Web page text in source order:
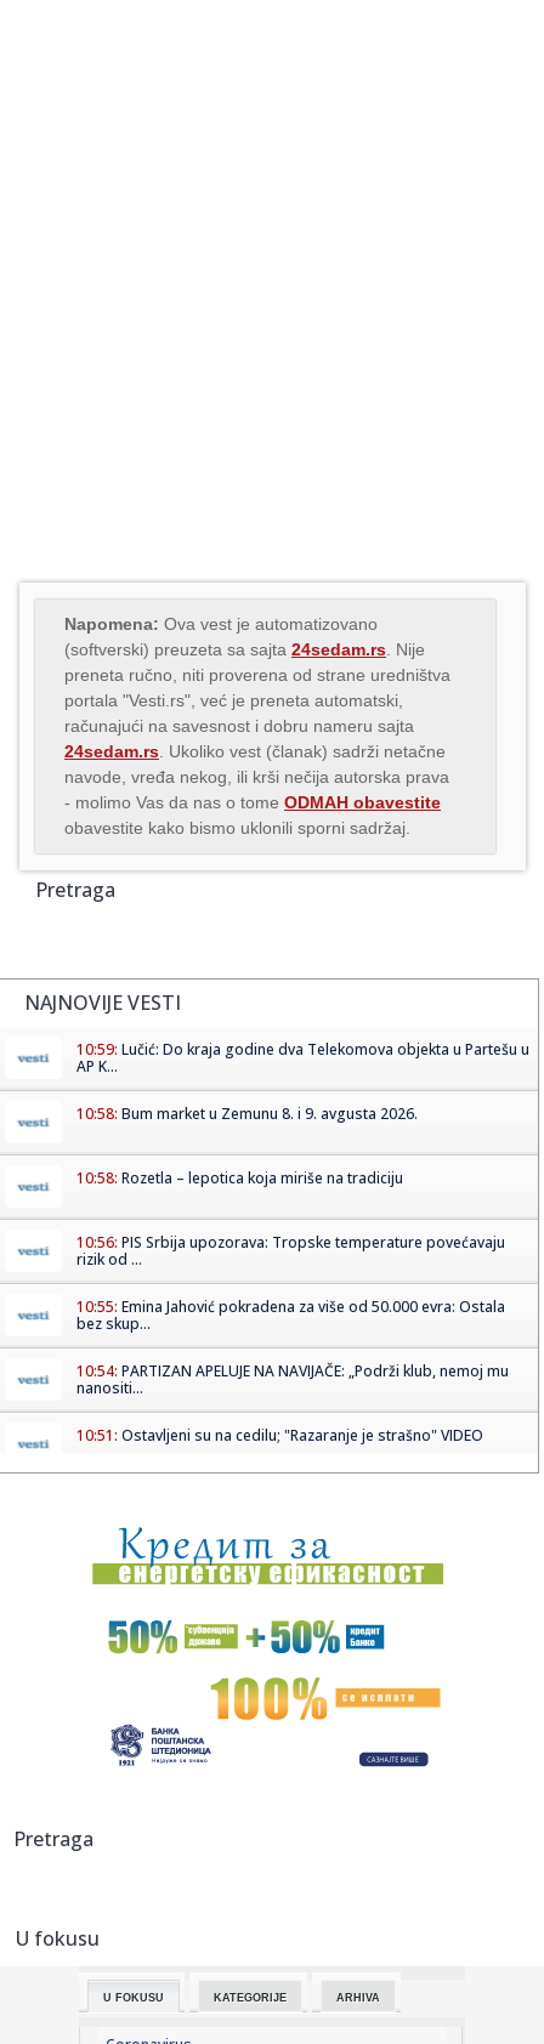
Napomena: Ova vest je automatizovano
(softverski) preuzeta sa sajta 24sedam.rs . Nije
preneta ručno, niti proverena od strane uredništva
portala "Vesti.rs", već je preneta automatski,
računajući na savesnost i dobru nameru sajta
24sedam.rs . Ukoliko vest (članak) sadrži netačne
navode, vređa nekog, ili krši nečija autorska prava
- molimo Vas da nas o tome ODMAH obavestite
obavestite kako bismo uklonili sporni sadržaj.
Pretraga
NAJNOVIJE VESTI
10:59: Lučić: Do kraja godine dva Telekomova objekta u Partešu u
AP K...
10:58: Bum market u Zemunu 8. i 9. avgusta 2026.
10:58: Rozetla – lepotica koja miriše na tradiciju
10:56: PIS Srbija upozorava: Tropske temperature povećavaju
rizik od ...
10:55: Emina Jahović pokradena za više od 50.000 evra: Ostala
bez skup...
10:54: PARTIZAN APELUJE NA NAVIJAČE: „Podrži klub, nemoj mu
nanositi...
10:51: Ostavljeni su na cedilu; "Razaranje je strašno" VIDEO
10:50:Nemce brine dron sa eksplozivom na aerodromu Lajpcig
10:50:Izmena trasa gradskih autobusa zbog proslave Svetog
Pantelejmona
Svađe u Zvezdama Granda su iscenirane! Miša Mijatović
10:49:Muzej u Čereviću ne radi dve godine nakon renoviranja:
letnje...
10:47:
10:47:
Zoran Milanović provocira Beograd: "'Oluja' je bila
Pretraga
U fokusu
U FOKUSU KATEGORIJE ARHIVA